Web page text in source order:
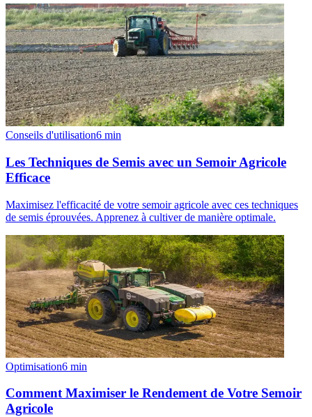
Conseils d'utilisation6 min
Les Techniques de Semis avec un Semoir Agricole
Efficace
Maximisez l'efficacité de votre semoir agricole avec ces techniques
de semis éprouvées. Apprenez à cultiver de manière optimale.
Optimisation6 min
Comment Maximiser le Rendement de Votre Semoir
Agricole